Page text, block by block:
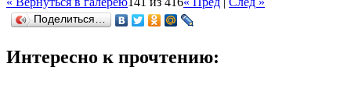
Поделиться…
Интересно к прочтению: